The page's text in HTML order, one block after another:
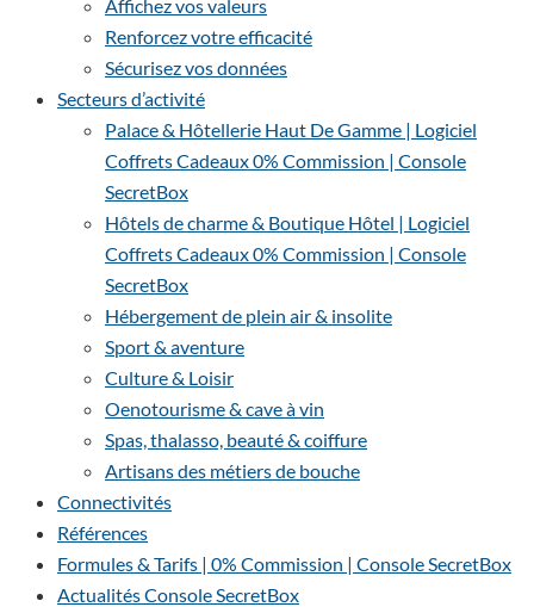
Affichez vos valeurs
Renforcez votre efficacité
Sécurisez vos données
Secteurs d’activité
Palace & Hôtellerie Haut De Gamme | Logiciel
Coffrets Cadeaux 0% Commission | Console
SecretBox
Hôtels de charme & Boutique Hôtel | Logiciel
Coffrets Cadeaux 0% Commission | Console
SecretBox
Hébergement de plein air & insolite
Sport & aventure
Culture & Loisir
Oenotourisme & cave à vin
Spas, thalasso, beauté & coiffure
Artisans des métiers de bouche
Connectivités
Références
Formules & Tarifs | 0% Commission | Console SecretBox
Actualités Console SecretBox